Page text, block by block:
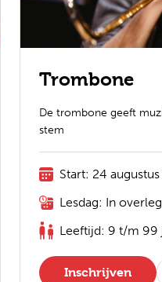
Trombone
De trombone geeft
stem
Start: 24
Lesdag: In overleg
Leeftijd: 9 t/m 99
Inschrijven